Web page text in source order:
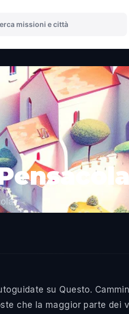
su Questo.
che la maggior parte